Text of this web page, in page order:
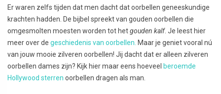
Er waren zelfs tijden dat men dacht dat oorbellen geneeskundige
krachten hadden. De bijbel spreekt van gouden oorbellen die
omgesmolten moesten worden tot hetgouden kalf. Je leest hier
meer over de geschiedenis van oorbellen. Maar je geniet vooral nú
van jouw mooie zilveren oorbellen! Jij dacht dat er alleen zilveren
oorbellen dames zijn? Kijk hier maar eens hoeveel beroemde
Hollywood sterren oorbellen dragen als man.